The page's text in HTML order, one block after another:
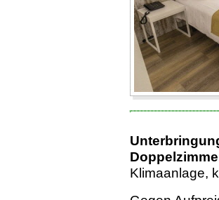
Klimaanlage,